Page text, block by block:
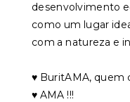
desenvolvimento
como um lugar
com a natureza e
♥️ BuritAMA, quem
♥️ AMA !!!